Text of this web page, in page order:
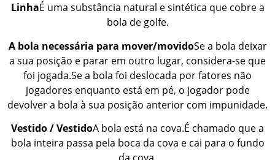
LinhaÉ uma substância natural e sintética que cobre a
bola de golfe.
A bola necessária para mover/movidoSe a bola deixar
a sua posição e parar em outro lugar, considera-se que
foi jogada.Se a bola foi deslocada por fatores não
jogadores enquanto está em pé, o jogador pode
devolver a bola à sua posição anterior com impunidade.
Vestido / VestidoA bola está na cova.É chamado que a
bola inteira passa pela boca da cova e cai para o fundo